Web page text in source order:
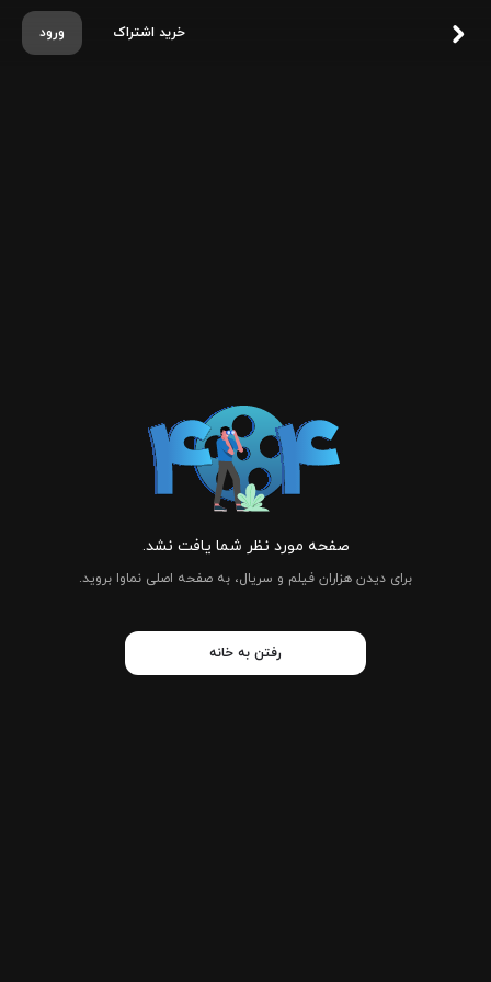
ورود خرید اشتراک
صفحه مورد نظر شما یافت نشد.
برای دیدن هزاران فیلم و سریال، به صفحه اصلی نماوا بروید.
رفتن به خانه